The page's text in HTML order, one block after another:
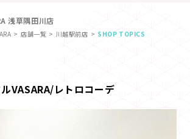
浅草隅田川店
店舗一覧 川越駅前店 SHOP TOPICS
VASARA/レトロコーデ